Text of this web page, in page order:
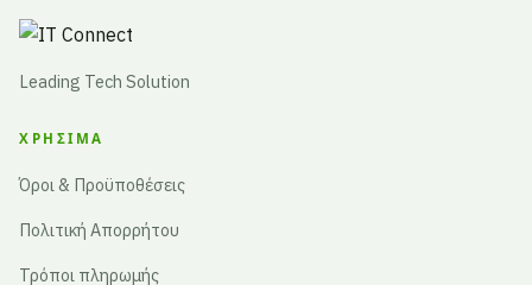
Leading Tech Solution
ΧΡΉΣΙΜΑ
Όροι & Προϋποθέσεις
Πολιτική Απορρήτου
Τρόποι πληρωμής